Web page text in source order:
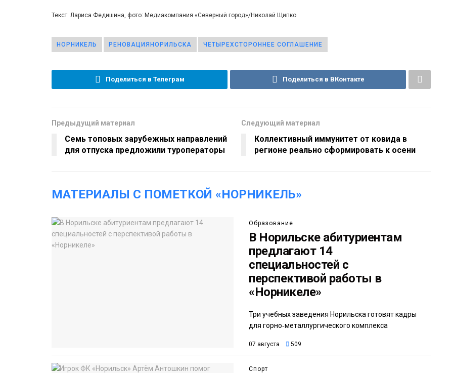
Текст: Лариса Федишина, фото: Медиакомпания «Северный город»/Николай Щипко
НОРНИКЕЛЬ РЕНОВАЦИЯНОРИЛЬСКА ЧЕТЫРЕХСТОРОННЕЕ СОГЛАШЕНИЕ
Поделиться в Телеграм Поделиться в ВКонтакте
Предыдущий материал
Семь топовых зарубежных направлений
для отпуска предложили туроператоры
Следующий материал
Коллективный иммунитет от ковида в
регионе реально сформировать к осени
МАТЕРИАЛЫ С ПОМЕТКОЙ «НОРНИКЕЛЬ»
Образование
В Норильске абитуриентам
предлагают 14
специальностей с
перспективой работы в
«Норникеле»
Три учебных заведения Норильска готовят кадры
для горно‑металлургического комплекса
07 августа 509
Спорт